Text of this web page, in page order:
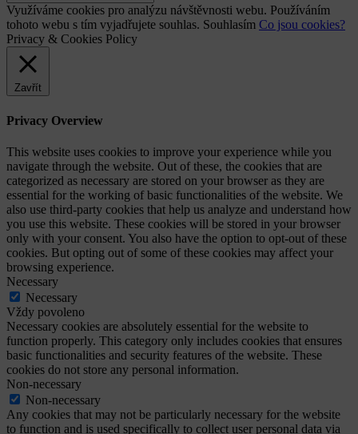
Využíváme cookies pro analýzu návštěvnosti webu. Používáním
tohoto webu s tím vyjadřujete souhlas. Souhlasím Co jsou cookies?
Privacy & Cookies Policy
Zavřít
Privacy Overview
This website uses cookies to improve your experience while you
navigate through the website. Out of these, the cookies that are
categorized as necessary are stored on your browser as they are
essential for the working of basic functionalities of the website. We
also use third-party cookies that help us analyze and understand how
you use this website. These cookies will be stored in your browser
only with your consent. You also have the option to opt-out of these
cookies. But opting out of some of these cookies may affect your
browsing experience.
Necessary
Necessary
Vždy povoleno
Necessary cookies are absolutely essential for the website to
function properly. This category only includes cookies that ensures
basic functionalities and security features of the website. These
cookies do not store any personal information.
Non-necessary
Non-necessary
Any cookies that may not be particularly necessary for the website
to function and is used specifically to collect user personal data via